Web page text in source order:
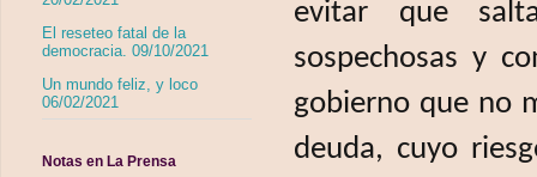
evitar que
sospechosas y
gobierno que no
deuda, cuyo
El reseteo fatal de la
democracia. 09/10/2021
Un mundo feliz, y loco
06/02/2021
Notas en La Prensa